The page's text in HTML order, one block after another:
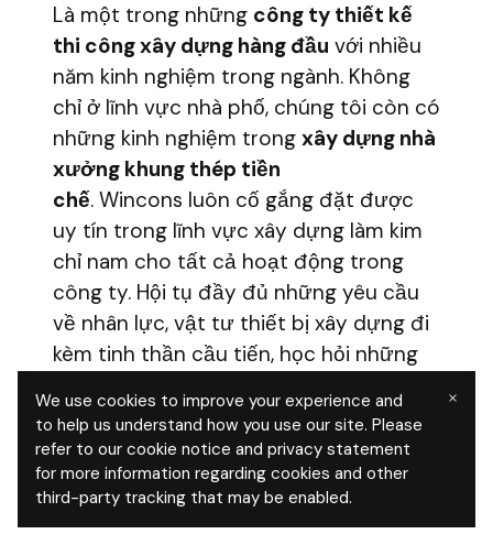
Là một trong những công ty thiết kế
thi công xây dựng hàng đầu với nhiều
năm kinh nghiệm trong ngành. Không
chỉ ở lĩnh vực nhà phố, chúng tôi còn có
những kinh nghiệm trong xây dựng nhà
xưởng khung thép tiền
chế. Wincons luôn cố gắng đặt được
uy tín trong lĩnh vực xây dựng làm kim
chỉ nam cho tất cả hoạt động trong
công ty. Hội tụ đầy đủ những yêu cầu
về nhân lực, vật tư thiết bị xây dựng đi
kèm tinh thần cầu tiến, học hỏi những
nhiệm, Wincons group hiện tại và sau
này cam kết sẽ luôn đưa ra những
phương án tối ưu nhất cho khách hàng
khi thi công.
We use cookies to improve your experience and
to help us understand how you use our site. Please
refer to our cookie notice and privacy statement
for more information regarding cookies and other
third-party tracking that may be enabled.
×